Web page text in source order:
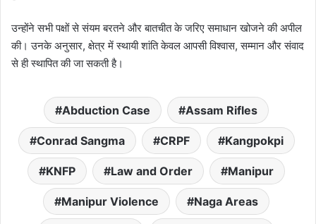
उन्होंने सभी पक्षों से संयम बरतने और बातचीत के जरिए समाधान खोजने की अपील
की। उनके अनुसार, क्षेत्र में स्थायी शांति केवल आपसी विश्वास, सम्मान और संवाद
से ही स्थापित की जा सकती है।
Abduction Case Assam Rifles
Conrad Sangma CRPF Kangpokpi
KNFP Law and Order Manipur
Manipur Violence Naga Areas